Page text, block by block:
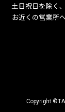
土日祝日を除く
お近くの営業所
Copyright